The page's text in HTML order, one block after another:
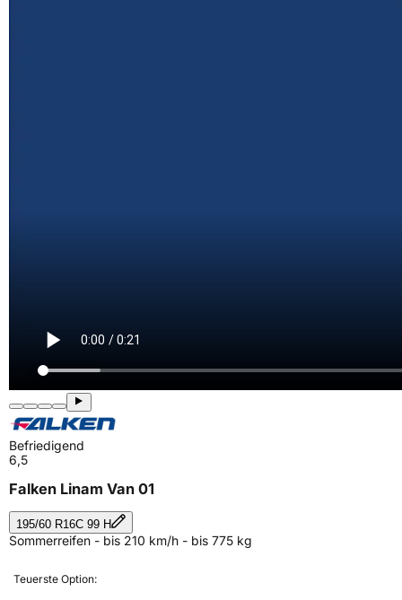
Befriedigend
6,5
Falken Linam Van 01
195/60 R16C 99 H
Sommerreifen - bis 210 km/h - bis 775 kg
Teuerste Option: